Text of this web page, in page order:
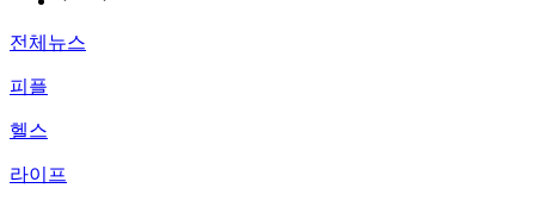
전체뉴스
피플
헬스
라이프